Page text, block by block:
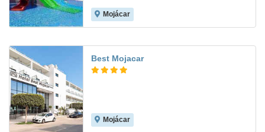
Mojácar
Best Mojacar
Mojácar